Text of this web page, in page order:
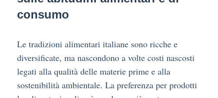
consumo
Le tradizioni alimentari italiane sono ricche e
diversificate, ma nascondono a volte costi nascosti
legati alla qualità delle materie prime e alla
sostenibilità ambientale. La preferenza per prodotti